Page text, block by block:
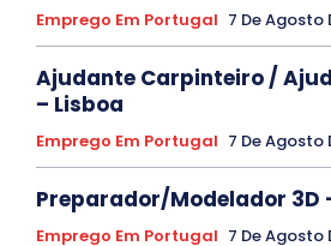
Emprego Em Portugal 7 De Agosto
Ajudante Carpinteiro /
– Lisboa
Emprego Em Portugal 7 De Agosto
Preparador/Modelador 3D
Emprego Em Portugal 7 De Agosto